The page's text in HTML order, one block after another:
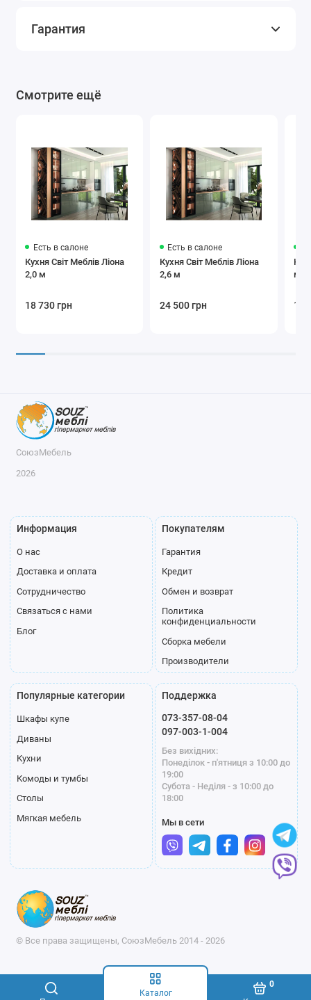
Каталог
0
Гарантия
Смотрите ещё
Есть в салоне
Кухня Світ Меблів Ліона
2,0 м
18 730 грн
Есть в салоне
Кухня Світ Меблів Ліона
2,6 м
24 500 грн 17
СоюзМебель
2026
Информация
О нас
Доставка и оплата
Сотрудничество
Связаться с нами
Блог
Покупателям
Гарантия
Кредит
Обмен и возврат
Политика
конфиденциальности
Сборка мебели
Производители
Популярные категории
Шкафы купе
Диваны
Кухни
Комоды и тумбы
Столы
Мягкая мебель
Поддержка
073-357-08-04
097-003-1-004
Без вихідних:
Понеділок - п'ятниця з 10:00 до
19:00
Субота - Неділя - з 10:00 до
18:00
Мы в сети
© Все права защищены, СоюзМебель 2014 - 2026